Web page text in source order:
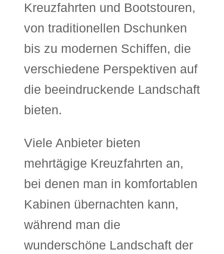
Kreuzfahrten und Bootstouren,
von traditionellen Dschunken
bis zu modernen Schiffen, die
verschiedene Perspektiven auf
die beeindruckende Landschaft
bieten.
Viele Anbieter bieten
mehrtägige Kreuzfahrten an,
bei denen man in komfortablen
Kabinen übernachten kann,
während man die
wunderschöne Landschaft der